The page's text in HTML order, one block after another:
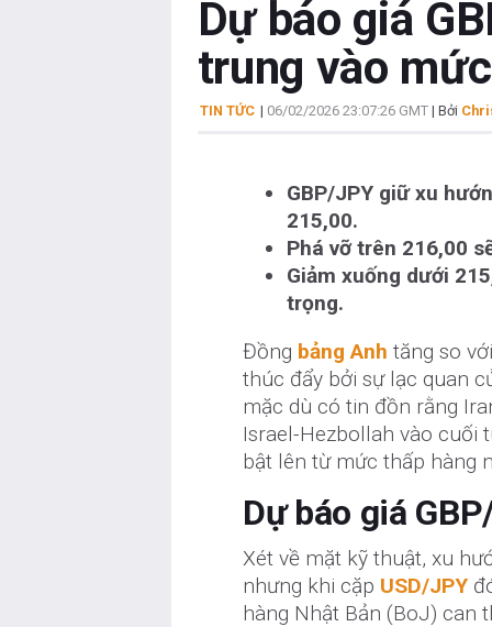
Dự báo giá
trung vào
TIN TỨC | 06/02/2026 23:07:26 GMT| Bởi
GBP/JPY giữ xu
215,00.
Phá vỡ trên 216,00
Giảm xuống dưới
trọng.
Đồng bảng Anh tăng so
thúc đẩy bởi sự lạc quan
mặc dù có tin đồn rằng
Israel-Hezbollah vào cuối
bật lên từ mức thấp hàng
Dự báo giá
Xét về mặt kỹ thuật, xu
nhưng khi cặp USD/JPY
hàng Nhật Bản (BoJ) can